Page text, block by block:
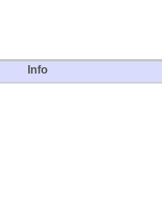
Info